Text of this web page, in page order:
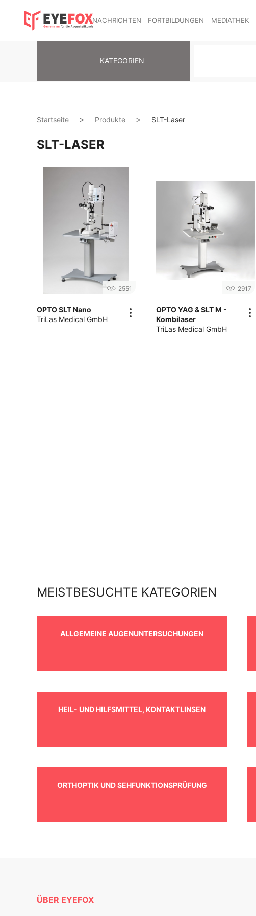
NACHRICHTEN FORTBILDUNGEN MEDIATHEK
KATEGORIEN
Startseite Produkte SLT-Laser
SLT-LASER
2551
OPTO SLT Nano
TriLas Medical GmbH
2917
OPTO YAG & SLT M -
Kombilaser
TriLas Medical GmbH
MEISTBESUCHTE KATEGORIEN
ALLGEMEINE AUGENUNTERSUCHUNGEN
HEIL- UND HILFSMITTEL, KONTAKTLINSEN
ORTHOPTIK UND SEHFUNKTIONSPRÜFUNG
ÜBER EYEFOX